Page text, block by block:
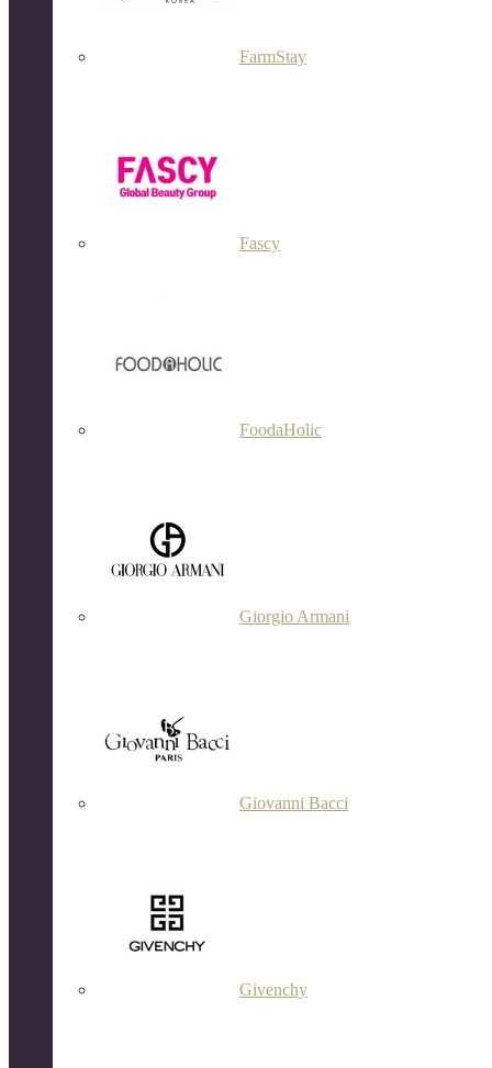
FarmStay
Fascy
FoodaHolic
Giorgio Armani
Giovanni Bacci
Givenchy